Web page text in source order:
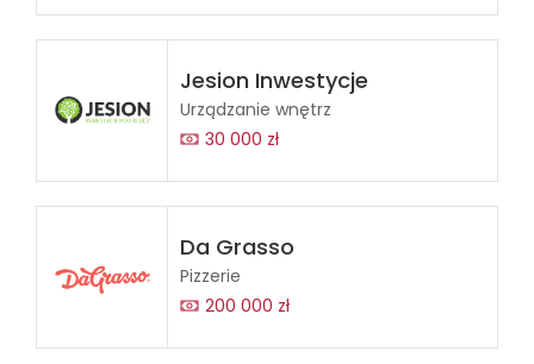
Jesion Inwestycje
Urządzanie wnętrz
30 000 zł
Da Grasso
Pizzerie
200 000 zł